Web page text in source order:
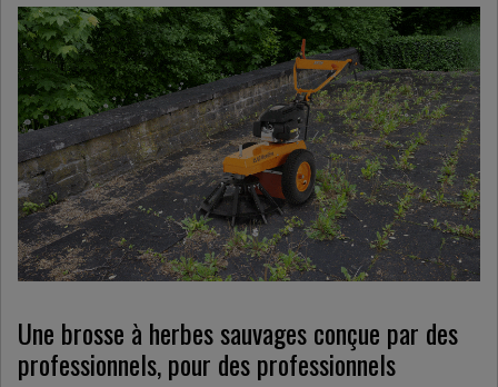
Une brosse à herbes sauvages conçue par des
professionnels, pour des professionnels